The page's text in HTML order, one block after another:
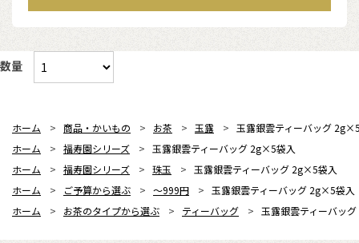
数量
ホーム > 商品・かいもの > お茶 > 玉露 > 玉露銀雲ティーバッグ
ホーム
> 福寿園シリーズ > 玉露銀雲ティーバッグ 2g×5袋入
ホーム
> 福寿園シリーズ > 珠玉 > 玉露銀雲ティーバッグ 2g×5袋入
ホーム
> ご予算から選ぶ > ～999円 > 玉露銀雲ティーバッグ 2g×5袋入
ホーム
> お茶のタイプから選ぶ > ティーバッグ > 玉露銀雲ティーバッ